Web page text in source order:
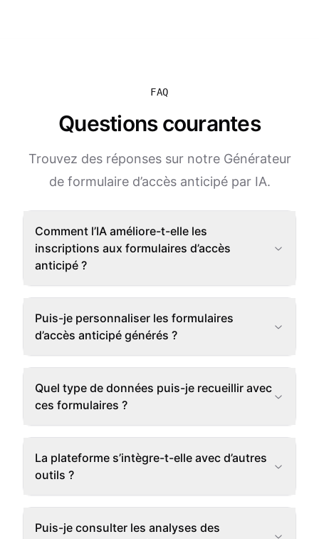
FAQ
Questions courantes
Trouvez des réponses sur notre Générateur
de formulaire d’accès anticipé par IA.
Comment l’IA améliore-t-elle les
inscriptions aux formulaires d’accès
anticipé ?
Puis-je personnaliser les formulaires
d’accès anticipé générés ?
Quel type de données puis-je recueillir avec
ces formulaires ?
La plateforme s’intègre-t-elle avec d’autres
outils ?
Puis-je consulter les analyses des